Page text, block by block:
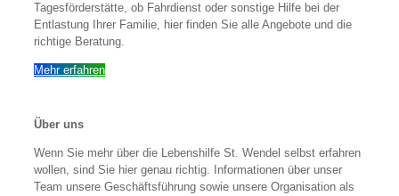
Tagesförderstätte, ob Fahrdienst oder sonstige Hilfe bei der
Entlastung Ihrer Familie, hier finden Sie alle Angebote und die
richtige Beratung.
Mehr erfahren
Über uns
Wenn Sie mehr über die Lebenshilfe St. Wendel selbst erfahren
wollen, sind Sie hier genau richtig. Informationen über unser
Team unsere Geschäftsführung sowie unsere Organisation als